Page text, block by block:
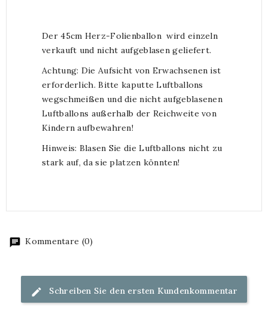
Der 45cm Herz-Folienballon wird einzeln
verkauft und nicht aufgeblasen geliefert.
Achtung: Die Aufsicht von Erwachsenen ist
erforderlich. Bitte kaputte Luftballons
wegschmeißen und die nicht aufgeblasenen
Luftballons außerhalb der Reichweite von
Kindern aufbewahren!
Hinweis: Blasen Sie die Luftballons nicht zu
stark auf, da sie platzen könnten!
Kommentare (0)
Schreiben Sie den ersten Kundenkommentar